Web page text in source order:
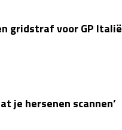
gridstraf voor GP Italië
je hersenen scannen’